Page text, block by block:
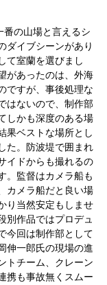
番の山場と言えるシ
ダイブシーンがあり
て室蘭を選びまし
があったのは、外海
ですが、事後処理な
はないので、制作部
しかも深度のある場
果ベストな場所とし
た。防波堤で囲まれ
イドからも撮れるの
。監督はカメラ船も
カメラ船だと良い場
り当然安定もしませ
別作品ではプロデュ
今回は制作部として
伸一郎氏の現場の進
トチーム、クレーン
携も事故無くスムー